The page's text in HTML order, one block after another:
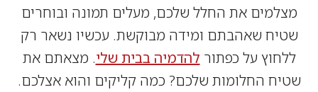
את החלל שלכם, מעלים תמונה ובוחרים
שאהבתם ומידה מבוקשת. עכשיו נשאר רק
על כפתורלהדמיה בבית שלי. מצאתם את
החלומות שלכם? כמה קליקים והוא אצלכם.